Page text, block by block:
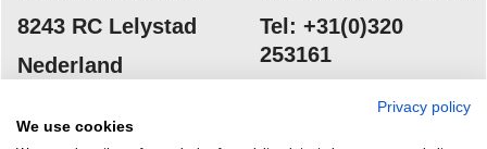
8243 RC Lelystad
Nederland
Tel: +31(0)320
253161
Privacy policy
We use cookies